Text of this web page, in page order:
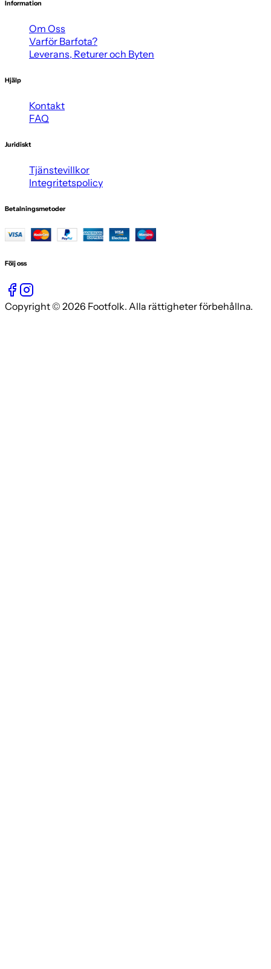
Information
Om Oss
Varför Barfota?
Leverans, Returer och Byten
Hjälp
Kontakt
FAQ
Juridiskt
Tjänstevillkor
Integritetspolicy
Betalningsmetoder
Följ oss
Copyright © 2026 Footfolk. Alla rättigheter förbehållna.